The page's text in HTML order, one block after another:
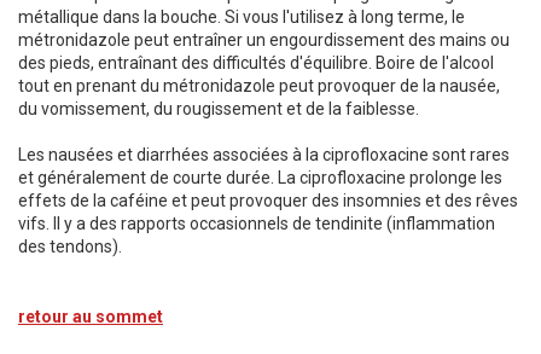
métallique dans la bouche. Si vous l'utilisez à long terme, le
métronidazole peut entraîner un engourdissement des mains ou
des pieds, entraînant des difficultés d'équilibre. Boire de l'alcool
tout en prenant du métronidazole peut provoquer de la nausée,
du vomissement, du rougissement et de la faiblesse.
Les nausées et diarrhées associées à la ciprofloxacine sont rares
et généralement de courte durée. La ciprofloxacine prolonge les
effets de la caféine et peut provoquer des insomnies et des rêves
vifs. Il y a des rapports occasionnels de tendinite (inflammation
des tendons).
retour au sommet